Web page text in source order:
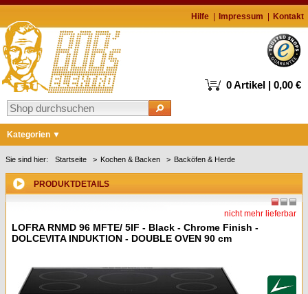
Hilfe Impressum Kontakt
0 Artikel | 0,00 €
Kategorien
Markenshops
Waschen & Trocknen
Geschirrspüler
Kochen & Backen
Kaffee
Staubsauger
Sie sind hier: Startseite Kochen & Backen Backöfen & Herde
PRODUKTDETAILS
LOFRA RNMD 96 MFTE/ 5IF - Black - Chrome Finish -
DOLCEVITA INDUKTION - DOUBLE OVEN 90 cm
nicht mehr lieferbar